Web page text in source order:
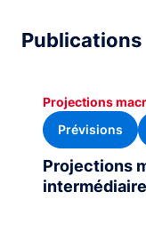
Publications
Projections
Projections
Prévisions